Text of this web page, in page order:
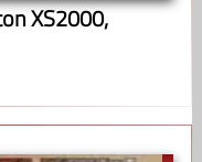
XS2000,